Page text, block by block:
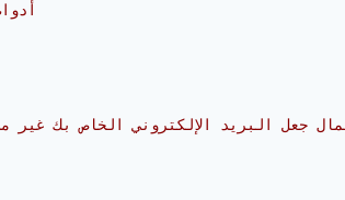
//
جعل البريد الإلكتروني الخاص بك